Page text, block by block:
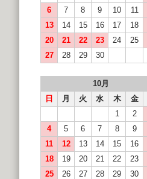
6
7 8 9 10 11
13
14 15 16 17 18
20
21 22 23 24 25
27
28 29 30
10月
日
月 火 水 木 金
1
2
4
5 6 7 8 9
11
12 13 14 15 16
18
19 20 21 22 23
25
26 27 28 29 30